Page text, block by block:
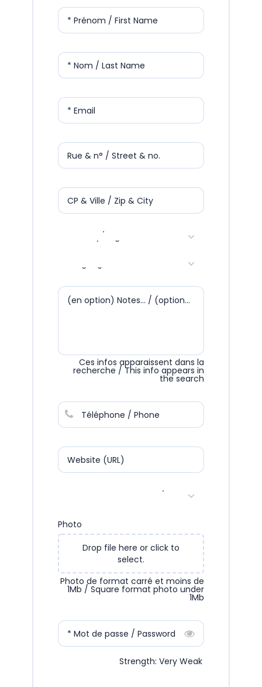
* Prénom / First Name
* Nom / Last Name
* Email
Rue & n° / Street & no.
CP & Ville / Zip & City
(en option) Notes... / (optional) Notes....
Ces infos apparaissent dans la
recherche / This info appears in
the search
Téléphone / Phone
Website (URL)
Photo
Drop file here or click to
select.
Photo de format carré et moins de
1Mb / Square format photo under
1Mb
* Mot de passe / Password
Strength: Very Weak